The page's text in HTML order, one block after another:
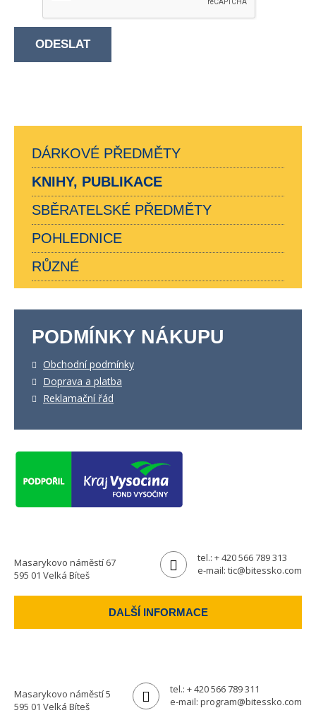
ODESLAT
DÁRKOVÉ PŘEDMĚTY
KNIHY, PUBLIKACE
SBĚRATELSKÉ PŘEDMĚTY
POHLEDNICE
RŮZNÉ
PODMÍNKY NÁKUPU
Obchodní podmínky
Doprava a platba
Reklamační řád
Masarykovo náměstí 67
595 01 Velká Bíteš
tel.: + 420 566 789 313
e-mail: tic@bitessko.com
DALŠÍ INFORMACE
Masarykovo náměstí 5
595 01 Velká Bíteš
tel.: + 420 566 789 311
e-mail: program@bitessko.com